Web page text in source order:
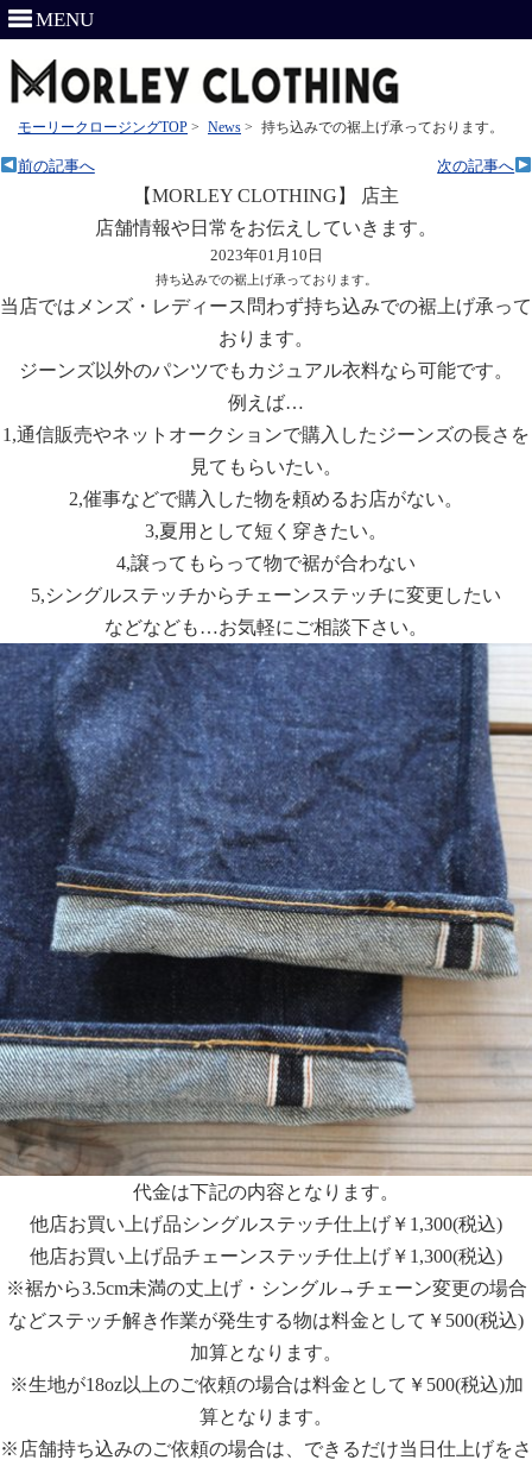
MENU
モーリークロージングTOP > News > 持ち込みでの裾上げ承っております。
次の記事へ
前の記事へ
【MORLEY CLOTHING】 店主
店舗情報や日常をお伝えしていきます。
2023年01月10日
持ち込みでの裾上げ承っております。
当店ではメンズ・レディース問わず持ち込みでの裾上げ承って
おります。
ジーンズ以外のパンツでもカジュアル衣料なら可能です。
例えば…
1,通信販売やネットオークションで購入したジーンズの長さを
見てもらいたい。
2,催事などで購入した物を頼めるお店がない。
3,夏用として短く穿きたい。
4,譲ってもらって物で裾が合わない
5,シングルステッチからチェーンステッチに変更したい
などなども…お気軽にご相談下さい。
代金は下記の内容となります。
他店お買い上げ品シングルステッチ仕上げ￥1,300(税込)
他店お買い上げ品チェーンステッチ仕上げ￥1,300(税込)
※裾から3.5cm未満の丈上げ・シングル→チェーン変更の場合
などステッチ解き作業が発生する物は料金として￥500(税込)
加算となります。
※生地が18oz以上のご依頼の場合は料金として￥500(税込)加
算となります。
※店舗持ち込みのご依頼の場合は、できるだけ当日仕上げをさ